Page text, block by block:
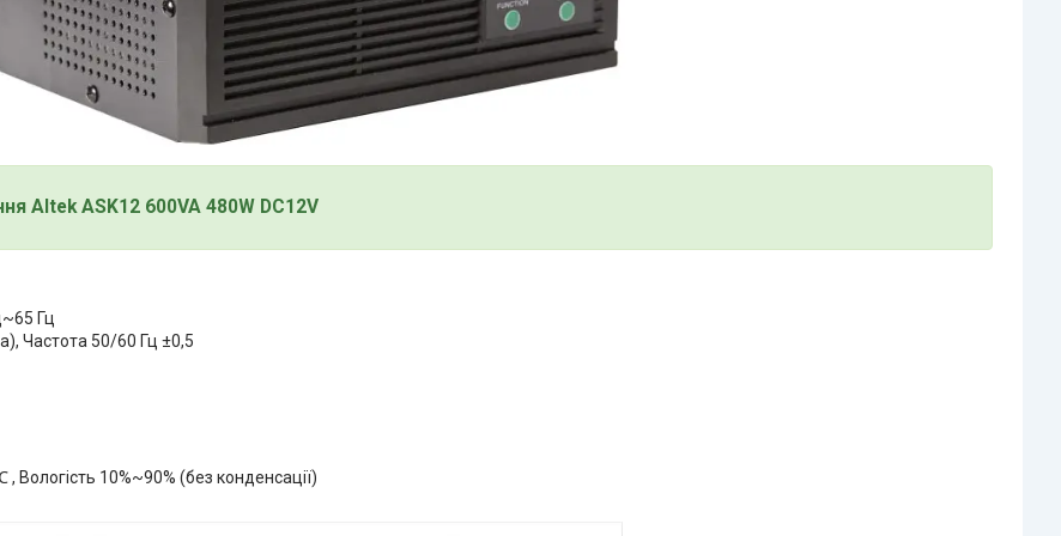
Altek ASK12 600VA 480W DC12V
Гц
Частота 50/60 Гц ±0,5
10%~90% (без конденсації)